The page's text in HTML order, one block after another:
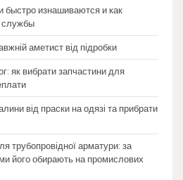
быстро изнашиваются и как
службы
аметист від підробки
як вибрати запчастини для
від праски на одязі та прибрати
трубопровідної арматури: за
його обирають на промислових